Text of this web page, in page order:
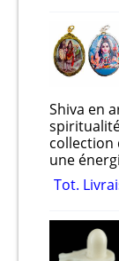
Shiva en
collection
une
Tot.